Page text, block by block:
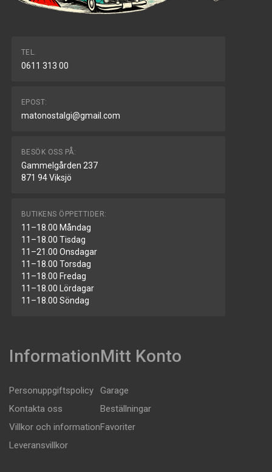
TEL.
0611 313 00
EPOST:
matonostalgi@gmail.com
BESÖK OSS PÅ:
Gammelgården 237
871 94 Viksjö
BUTIKENS ÖPPETTIDER:
11–18.00 Måndag
11–18.00 Tisdag
11–21.00 Onsdagar
11–18.00 Torsdag
11–18.00 Fredag
11–18.00 Lördagar
11–18.00 Söndag
Information
Personuppgiftspolicy
Kontakta oss
Villkor och information
Leveransvillkor
Mitt Konto
Garage
Beställningar
Favoriter